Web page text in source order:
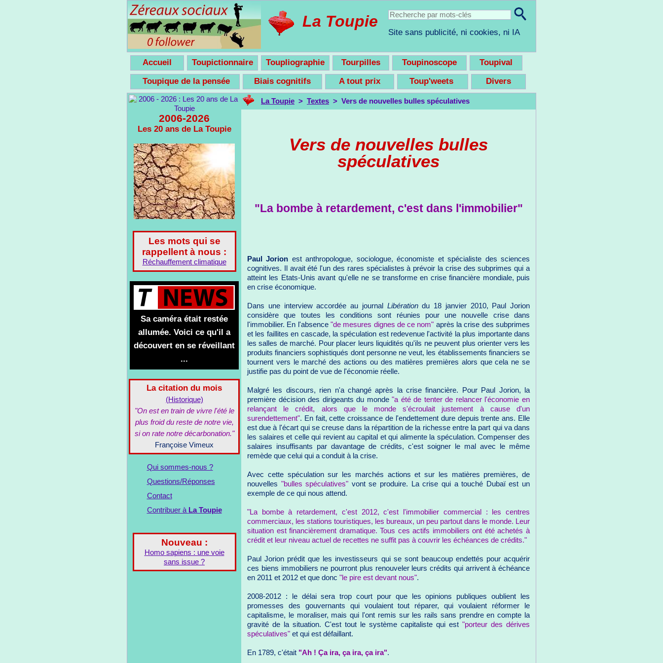
La Toupie
Site sans publicité, ni cookies, ni IA
Accueil Toupictionnaire Toupliographie Tourpilles Toupinoscope
Toupival
Toupique de la pensée
Biais cognitifs A tout prix Toup'weets Divers
2006-2026
Les 20 ans de La Toupie
Les mots qui se
rappellent à nous :
Réchauffement climatique
Sa caméra était restée
allumée. Voici ce qu'il a
découvert en se réveillant
...
La citation du mois
(Historique)
"On est en train de vivre l'été le
plus froid du reste de notre vie,
si on rate notre décarbonation."
Françoise Vimeux
Qui sommes-nous ?
Questions/Réponses
Contact
Contribuer à La Toupie
Nouveau :
Homo sapiens : une voie
sans issue ?
La Toupie > Textes > Vers de nouvelles bulles spéculatives
Vers de nouvelles bulles
spéculatives
"La bombe à retardement, c'est dans l'immobilier"
Paul Jorion est anthropologue, sociologue, économiste et spécialiste des sciences
cognitives. Il avait été l'un des rares spécialistes à prévoir la crise des subprimes qui a
atteint les Etats-Unis avant qu'elle ne se transforme en crise financière mondiale, puis
en crise économique.
Dans une interview accordée au journal Libérationdu 18 janvier 2010, Paul Jorion
considère que toutes les conditions sont réunies pour une nouvelle crise dans
l'immobilier. En l'absence "de mesures dignes de ce nom" après la crise des subprimes
et les faillites en cascade, la spéculation est redevenue l'activité la plus importante dans
les salles de marché. Pour placer leurs liquidités qu'ils ne peuvent plus orienter vers les
produits financiers sophistiqués dont personne ne veut, les établissements financiers se
tournent vers le marché des actions ou des matières premières alors que cela ne se
justifie pas du point de vue de l'économie réelle.
Malgré les discours, rien n'a changé après la crise financière. Pour Paul Jorion, la
première décision des dirigeants du monde"a été de tenter de relancer l'économie en
relançant le crédit, alors que le monde s'écroulait justement à cause d'un
surendettement". En fait, cette croissance de l'endettement dure depuis trente ans. Elle
est due à l'écart qui se creuse dans la répartition de la richesse entre la part qui va dans
les salaires et celle qui revient au capital et qui alimente la spéculation. Compenser des
salaires insuffisants par davantage de crédits, c'est soigner le mal avec le même
remède que celui qui a conduit à la crise.
Avec cette spéculation sur les marchés actions et sur les matières premières, de
nouvelles "bulles spéculatives" vont se produire. La crise qui a touché Dubaï est un
exemple de ce qui nous attend.
"La bombe à retardement, c'est 2012, c'est l'immobilier commercial : les centres
commerciaux, les stations touristiques, les bureaux, un peu partout dans le monde. Leur
situation est financièrement dramatique. Tous ces actifs immobiliers ont été achetés à
crédit et leur niveau actuel de recettes ne suffit pas à couvrir les échéances de crédits."
Paul Jorion prédit que les investisseurs qui se sont beaucoup endettés pour acquérir
ces biens immobiliers ne pourront plus renouveler leurs crédits qui arrivent à échéance
en 2011 et 2012 et que donc "le pire est devant nous".
2008-2012 : le délai sera trop court pour que les opinions publiques oublient les
promesses des gouvernants qui voulaient tout réparer, qui voulaient réformer le
capitalisme, le moraliser, mais qui l'ont remis sur les rails sans prendre en compte la
gravité de la situation. C'est tout le système capitaliste qui est "porteur des dérives
spéculatives" et qui est défaillant.
En 1789, c'était "Ah ! Ça ira, ça ira, ça ira".